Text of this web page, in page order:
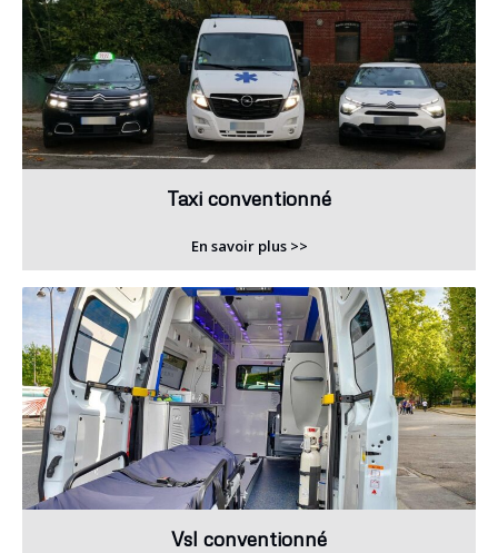
Taxi conventionné
En savoir plus >>
Vsl conventionné